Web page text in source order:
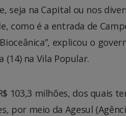
seja na Capital ou nos
como é a entrada de
explicou o
(14) na Vila Popular.
103,3 milhões, dos quais
por meio da Agesul